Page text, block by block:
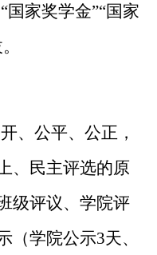
国家奖学金”“国家
、公平、公正，
、民主评选的原
级评议、学院评
（学院公示3天、